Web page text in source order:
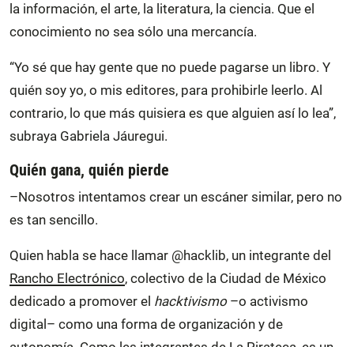
la información, el arte, la literatura, la ciencia. Que el
conocimiento no sea sólo una mercancía.
“Yo sé que hay gente que no puede pagarse un libro. Y
quién soy yo, o mis editores, para prohibirle leerlo. Al
contrario, lo que más quisiera es que alguien así lo lea”,
subraya Gabriela Jáuregui.
Quién gana, quién pierde
–Nosotros intentamos crear un escáner similar, pero no
es tan sencillo.
Quien habla se hace llamar @hacklib, un integrante del
Rancho Electrónico, colectivo de la Ciudad de México
dedicado a promover el hacktivismo–o activismo
digital– como una forma de organización y de